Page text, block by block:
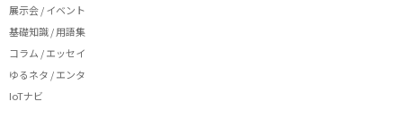
展示会 / イベント
基礎知識 / 用語集
コラム / エッセイ
ゆるネタ / エンタ
IoTナビ